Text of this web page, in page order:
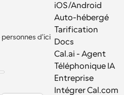
d'ici
iOS/Android
Auto-hébergé
Tarification
Docs
Cal.ai - Agent
Téléphonique IA
Entreprise
Intégrer Cal.com